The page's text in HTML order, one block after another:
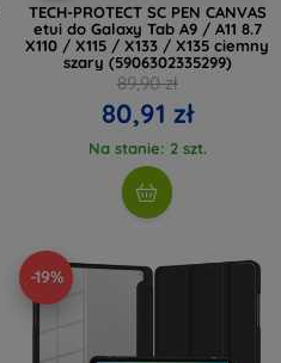
TECH-PROTECT SC PEN CANVAS
etui do Galaxy Tab A9 / A11 8.7
X110 / X115 / X133 / X135 ciemny
szary (5906302335299)
89,90 zł
80,91 zł
Na stanie: 2 szt.
-19%